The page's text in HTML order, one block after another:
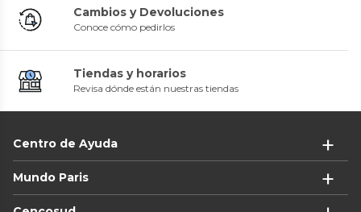
Cambios y Devoluciones
Conoce cómo pedirlos
Tiendas y horarios
Revisa dónde están nuestras tiendas
Centro de Ayuda
Mundo Paris